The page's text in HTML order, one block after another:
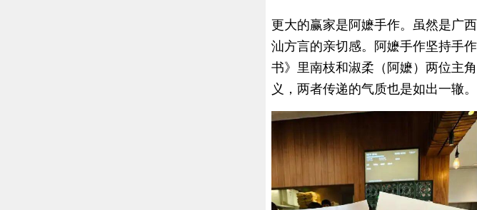
更大的赢家是阿嬷手作。虽然是广
汕方言的亲切感。阿嬷手作坚持手
书》里南枝和淑柔（阿嬷）两位主
义，两者传递的气质也是如出一辙。